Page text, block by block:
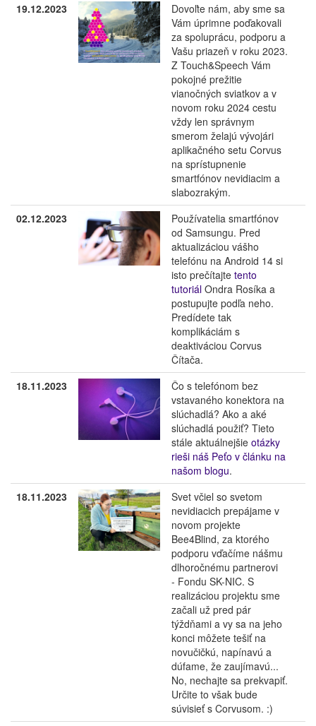
19.12.2023
Dovoľte nám, aby sme sa
Vám úprimne poďakovali
za spoluprácu, podporu a
Vašu priazeň v roku 2023.
Z Touch&Speech Vám
pokojné prežitie
vianočných sviatkov a v
novom roku 2024 cestu
vždy len správnym
smerom želajú vývojári
aplikačného setu Corvus
na sprístupnenie
smartfónov nevidiacim a
slabozrakým.
02.12.2023
Používatelia smartfónov
od Samsungu. Pred
aktualizáciou vášho
telefónu na Android 14 si
isto prečítajte tento
tutoriál Ondra Rosíka a
postupujte podľa neho.
Predídete tak
komplikáciám s
deaktiváciou Corvus
Čítača.
18.11.2023
Čo s telefónom bez
vstavaného konektora na
slúchadlá? Ako a aké
slúchadlá použiť? Tieto
stále aktuálnejšie otázky
rieši náš Peťo v článku na
našom blogu.
18.11.2023
Svet včiel so svetom
nevidiacich prepájame v
novom projekte
Bee4Blind, za ktorého
podporu vďačíme nášmu
dlhoročnému partnerovi
- Fondu SK-NIC. S
realizáciou projektu sme
začali už pred pár
týždňami a vy sa na jeho
konci môžete tešiť na
novučičkú, napínavú a
dúfame, že zaujímavú...
No, nechajte sa prekvapiť.
Určite to však bude
súvisieť s Corvusom. :)